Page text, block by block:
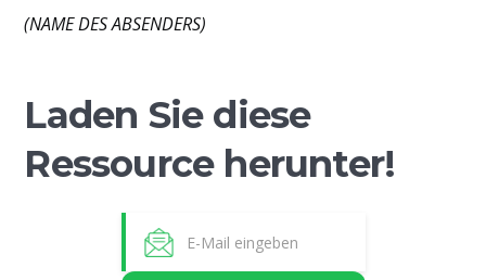
(NAME DES ABSENDERS)
Laden Sie diese
Ressource herunter!